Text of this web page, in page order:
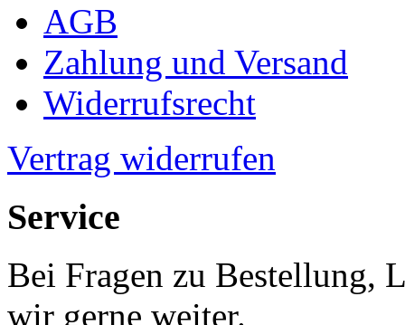
AGB
Zahlung und Versand
Widerrufsrecht
Vertrag widerrufen
Service
Bei Fragen zu Bestellung,
wir gerne weiter.